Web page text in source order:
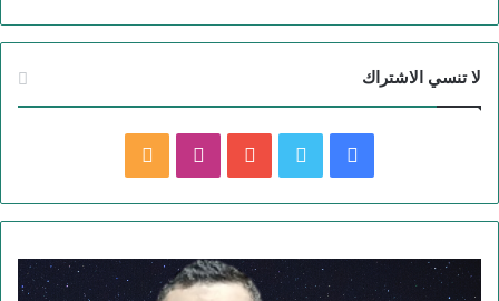
لا تنسي الاشتراك
ي
و
ت
و
ي
ن
ت
ل
ص